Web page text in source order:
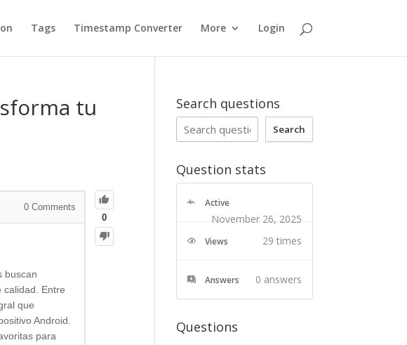
Tags Timestamp Converter More Login
tu
0
0 Comments
buscan
calidad. Entre
que
Android.
para
Search questions
Search
Question stats
Active
November 26, 2025
Views 29 times
Answers 0 answers
Questions